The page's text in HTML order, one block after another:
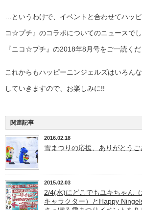
…というわけで、イベントと合わせてハッ
コ☆プチ』のコラボについてのニュースで
『ニコ☆プチ』の2018年8月号をご一読く
これからもハッピーニンジェルズはいろん
していきますので、お楽しみに!!
関連記事
2016.02.18
雪まつりの応援、ありがとうご
2015.02.03
2/4(水)にどこでもユキちゃん
キャラクター）とHappy